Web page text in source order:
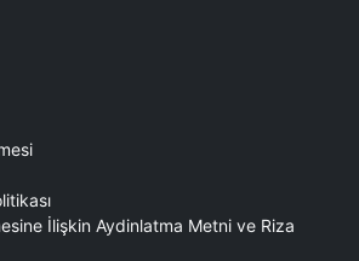
İlişkin Aydinlatma Metni ve Riza